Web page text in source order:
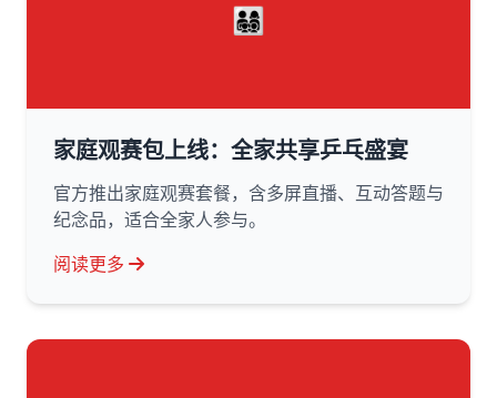
👨‍👩‍👧‍👦
家庭观赛包上线：全家共享乒乓盛宴
官方推出家庭观赛套餐，含多屏直播、互动答题与
纪念品，适合全家人参与。
阅读更多